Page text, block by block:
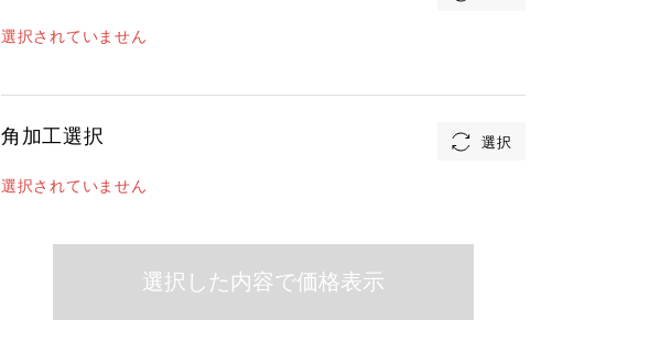
選択されていません
角加工選択
選択されていません